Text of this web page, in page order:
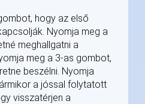
hogy az első
Nyomja meg a
meghallgatni a
meg a 3-as gombot,
beszélni. Nyomja
a jóssal folytatott
visszatérjen a